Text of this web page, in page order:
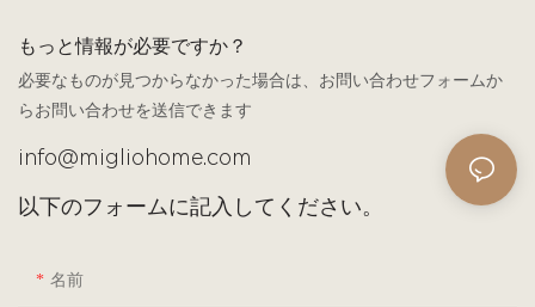
もっと情報が必要ですか？
必要なものが見つからなかった場合は、お問い合わせフォームか
らお問い合わせを送信できます
info@migliohome.com
以下のフォームに記入してください。
名前